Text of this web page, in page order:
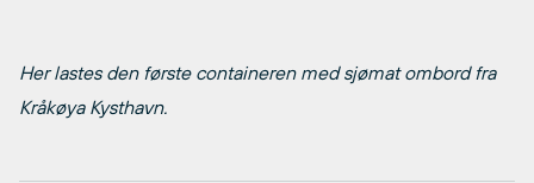
Her lastes den første containeren med sjømat ombord fra
Kråkøya Kysthavn.